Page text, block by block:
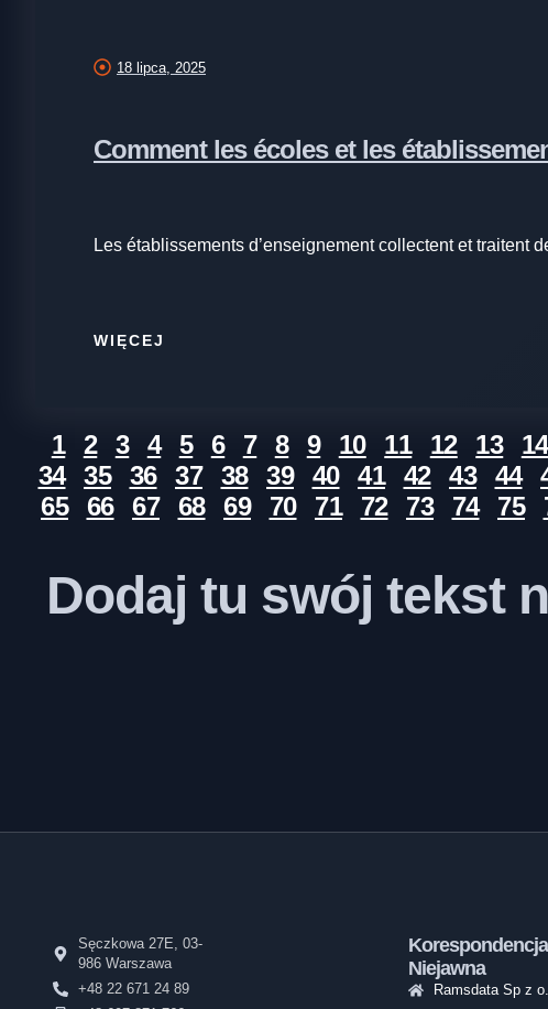
18 lipca, 2025
Comment les écoles et les
Les établissements d’enseignement collectent et traitent
WIĘCEJ
1 2 3 4 5 6 7 8 9 10 11 12 13 14
34
35 36 37 38 39 40 41 42 43 44
65
66 67 68 69 70 71 72 73 74 75
Dodaj tu swój tekst
Sęczkowa 27E, 03-
986 Warszawa
+48 22 671 24 89
Korespondencja
Niejawna
Ramsdata Sp z